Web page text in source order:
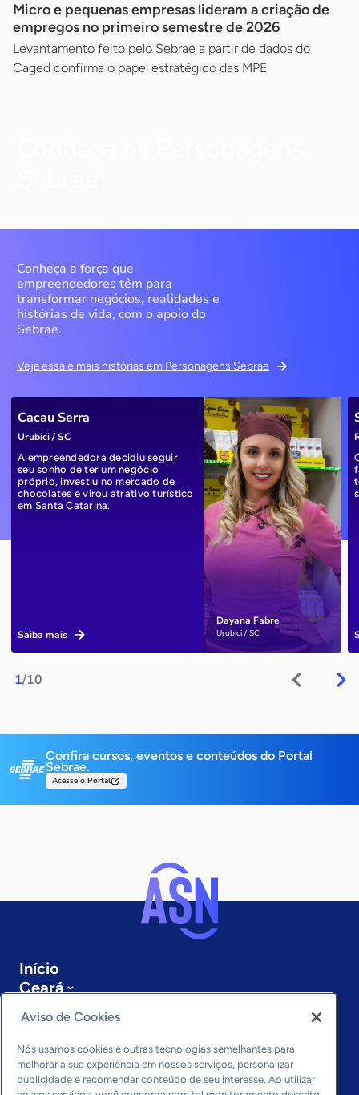
Micro e pequenas empresas lideram a criação de
empregos no primeiro semestre de 2026
Levantamento feito pelo Sebrae a partir de dados do
Caged confirma o papel estratégico das MPE
Conheça a força que
empreendedores têm para
transformar negócios, realidades e
histórias de vida, com o apoio do
Sebrae.
Veja essa e mais histórias em Personagens Sebrae
1/10
Dayana Fabre
Urubici / SC
Cacau Serra
Urubici / SC
A empreendedora decidiu seguir
seu sonho de ter um negócio
próprio, investiu no mercado de
chocolates e virou atrativo turístico
em Santa Catarina.
Saiba mais
Confira cursos, eventos e conteúdos do Portal
Sebrae.
Acesse o Portal
Início
Ceará
Sobre a ASN
Últimas notícias
Entre em contato
Editorias
Aviso de Cookies
Nós usamos cookies e outras tecnologias semelhantes para
melhorar a sua experiência em nossos serviços, personalizar
publicidade e recomendar conteúdo de seu interesse. Ao utilizar